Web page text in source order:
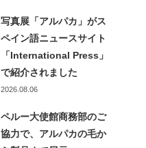
写真展「アルパカ」がス
ペイン語ニュースサイト
「International Press」
で紹介されました
2026.08.06
ペルー大使館商務部のご
協力で、アルパカの毛か